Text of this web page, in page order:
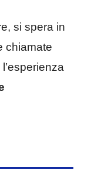
si spera in
chiamate